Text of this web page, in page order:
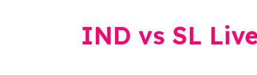
IND vs SL